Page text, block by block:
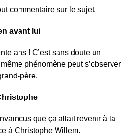
commentaire sur le sujet.
avant lui
ans ! C’est sans doute un
phénomène peut s’observer
père.
que ça allait revenir à la
à Christophe Willem.